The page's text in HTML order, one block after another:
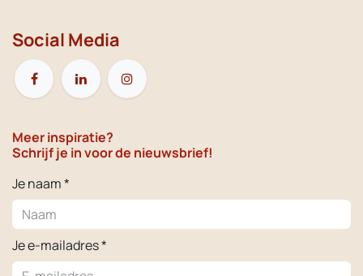
Social Media
Meer inspiratie?
Schrijf je in voor de nieuwsbrief!
Je naam *
Je e-mailadres *